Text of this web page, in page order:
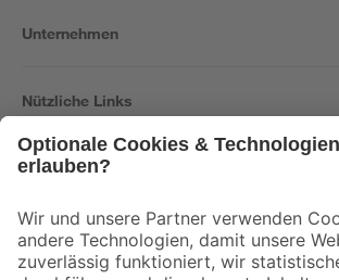
Unternehmen
Nützliche Links
Der toom Newsletter: Keine Angebote und Aktionen
Zur Newsletter Anmeldung